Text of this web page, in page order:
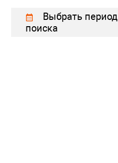
Выбрать период
поиска